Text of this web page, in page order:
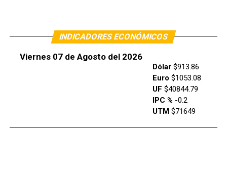
INDICADORES ECONÓMICOS
Viernes 07 de Agosto del 2026
Dólar$913.86
Euro $1053.08
UF $40844.79
IPC % -0.2
UTM$71649